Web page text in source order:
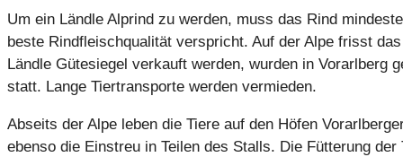
Um ein Ländle Alprind zu werden, muss das Rind
beste Rindfleischqualität verspricht. Auf der Alpe frisst
Ländle Gütesiegel verkauft werden, wurden in Vorarlberg
statt. Lange Tiertransporte werden vermieden.
Abseits der Alpe leben die Tiere auf den Höfen
ebenso die Einstreu in Teilen des Stalls. Die Fütterung